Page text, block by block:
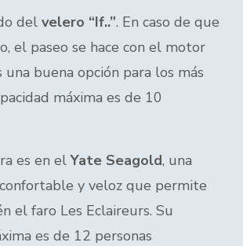
del velero “If..”. En caso de que
el paseo se hace con el motor
buena opción para los más
máxima es de 10
es en elYate Seagold, una
y veloz que permite
el faro Les Eclaireurs. Su
es de 12 personas